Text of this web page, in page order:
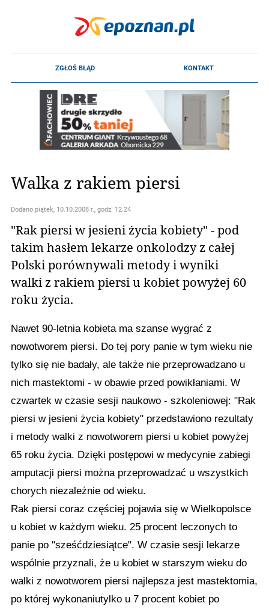
Walka z rakiem piersi
Dodano piątek, 10.10.2008 r., godz. 12.24
"Rak piersi w jesieni życia kobiety" - pod
takim hasłem lekarze onkolodzy z całej
Polski porównywali metody i wyniki
walki z rakiem piersi u kobiet powyżej 60
roku życia.
Nawet 90-letnia kobieta ma szanse wygrać z
nowotworem piersi. Do tej pory panie w tym wieku nie
tylko się nie badały, ale także nie przeprowadzano u
nich mastektomi - w obawie przed powikłaniami. W
czwartek w czasie sesji naukowo - szkoleniowej: "Rak
piersi w jesieni życia kobiety" przedstawiono rezultaty
i metody walki z nowotworem piersi u kobiet powyżej
65 roku życia. Dzięki postępowi w medycynie zabiegi
amputacji piersi można przeprowadzać u wszystkich
chorych niezależnie od wieku.
Rak piersi coraz częściej pojawia się w Wielkopolsce
u kobiet w każdym wieku. 25 procent leczonych to
panie po "sześćdziesiątce". W czasie sesji lekarze
wspólnie przyznali, że u kobiet w starszym wieku do
walki z nowotworem piersi najlepsza jest mastektomia,
po której wykonaniutylko u 7 procent kobiet po